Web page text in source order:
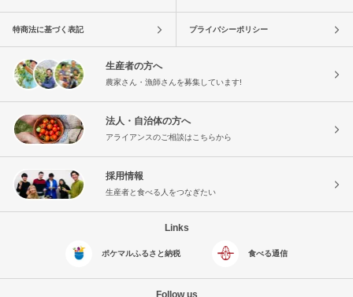
特商法に基づく表記 プライバシーポリシー
生産者の方へ
農家さん・漁師さんを募集しています!
法人・自治体の方へ
アライアンスのご相談はこちらから
採用情報
生産者と食べる人をつなぎたい
Links
ポケマルふるさと納税 食べる通信
Follow us